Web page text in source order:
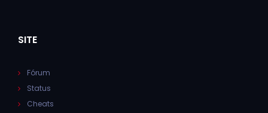
SITE
Fórum
Status
Cheats